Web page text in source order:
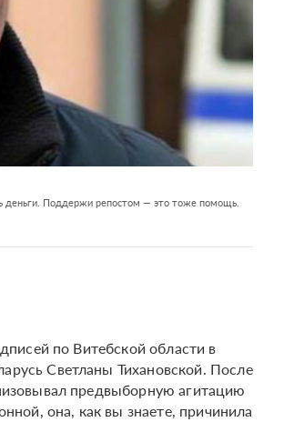
деньги. Поддержи репостом — это тоже помощь.
по Витебской области в
Светланы Тихановской. После
предвыборную агитацию
она, как вы знаете, причинила